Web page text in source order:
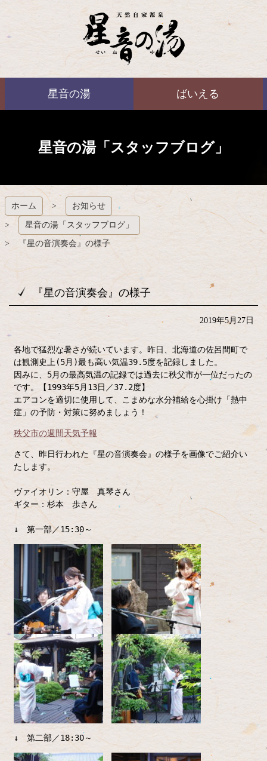
ばいえる
星音の湯 ばいえる
星音の湯「スタッフブログ」
ホーム お知らせ
星音の湯「スタッフブログ」
『星の音演奏会』の様子
『星の音演奏会』の様子
2019年5月27日
各地で猛烈な暑さが続いています。昨日、北海道の佐呂間町で
は観測史上(5月)最も高い気温39.5度を記録しました。
因みに、5月の最高気温の記録では過去に秩父市が一位だったの
です。【1993年5月13日／37.2度】
エアコンを適切に使用して、こまめな水分補給を心掛け「熱中
症」の予防・対策に努めましょう！
秩父市の週間天気予報
さて、昨日行われた『星の音演奏会』の様子を画像でご紹介い
たします。
ヴァイオリン：守屋 真琴さん
ギター：杉本 歩さん
↓ 第一部／15:30～
↓ 第二部／18:30～